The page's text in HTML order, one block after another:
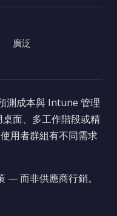
廣泛
測成本與 Intune 管理
面、多工作階段或精
用者群組有不同需求
— 而非供應商行銷。